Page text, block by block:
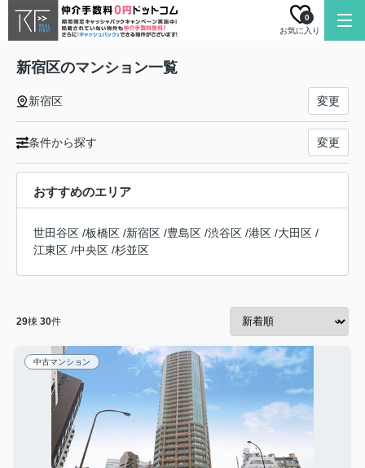
お気に入り
0
新宿区のマンション一覧
新宿区 変更
条件から探す 変更
おすすめのエリア
世田谷区 /板橋区 /新宿区 /豊島区 /渋谷区 /港区 /大田区 /
江東区 /中央区 /杉並区
29棟 30件
中古マンション